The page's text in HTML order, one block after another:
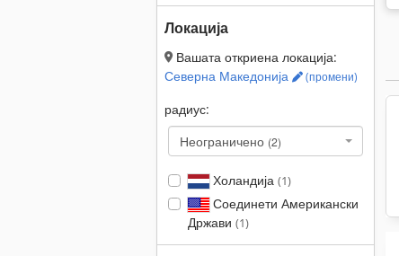
Локација
Вашата откриена локација:
Северна Македонија
(промени)
радиус:
Неограничено (2)
Холандија (1)
Соединети Американски
Држави (1)